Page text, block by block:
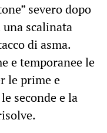
severo dopo
scalinata
di asma.
e temporanee le
le prime e
seconde e la